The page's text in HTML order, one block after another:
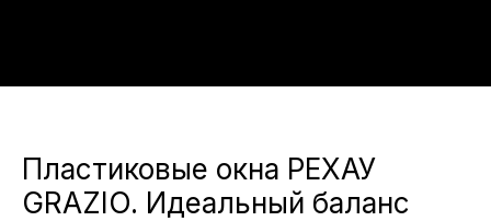
Пластиковые окна РЕХАУ
GRAZIO. Идеальный баланс